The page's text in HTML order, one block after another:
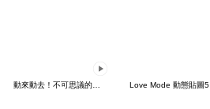
Love Mode 動態貼圖5